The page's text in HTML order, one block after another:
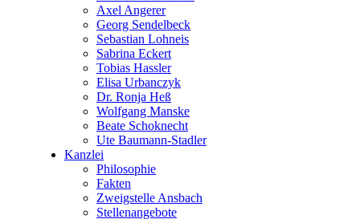
Axel Angerer
Georg Sendelbeck
Sebastian Lohneis
Sabrina Eckert
Tobias Hassler
Elisa Urbanczyk
Dr. Ronja Heß
Wolfgang Manske
Beate Schoknecht
Ute Baumann-Stadler
Kanzlei
Philosophie
Fakten
Zweigstelle Ansbach
Stellenangebote